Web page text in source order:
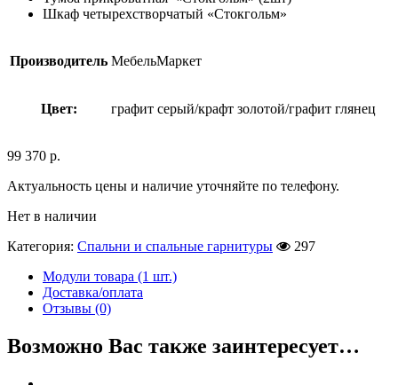
Шкаф четырехстворчатый «Стокгольм»
Производитель МебельМаркет
Цвет: графит серый/крафт золотой/графит глянец
99 370 р.
Актуальность цены и наличие уточняйте по телефону.
Нет в наличии
Категория: Спальни и спальные гарнитуры
297
Модули товара (1 шт.)
Доставка/оплата
Отзывы (0)
Возможно Вас также заинтересует…